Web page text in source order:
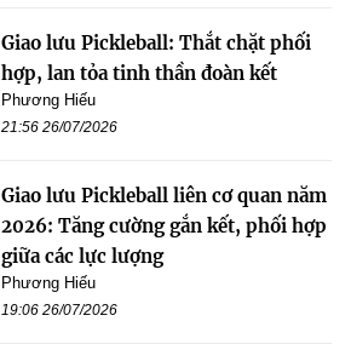
Giao lưu Pickleball: Thắt chặt phối
hợp, lan tỏa tinh thần đoàn kết
Phương Hiếu
21:56 26/07/2026
Giao lưu Pickleball liên cơ quan năm
2026: Tăng cường gắn kết, phối hợp
giữa các lực lượng
Phương Hiếu
19:06 26/07/2026